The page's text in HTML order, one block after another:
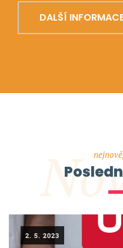
DALŠÍ
2. 5. 2023